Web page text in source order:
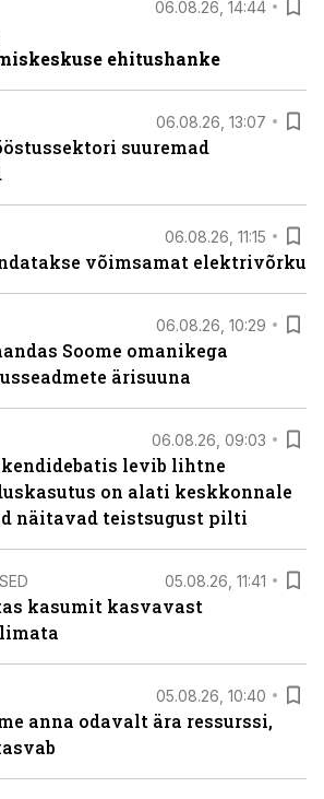
06.08.26, 14:44
ehitushanke
06.08.26, 13:07
suuremad
06.08.26, 11:15
võimsamat elektrivõrku
06.08.26, 10:29
Soome omanikega
ärisuuna
06.08.26, 09:03
levib lihtne
on alati keskkonnale
näitavad teistsugust pilti
05.08.26, 11:41
kasumit kasvavast
05.08.26, 10:40
anna odavalt ära ressurssi,